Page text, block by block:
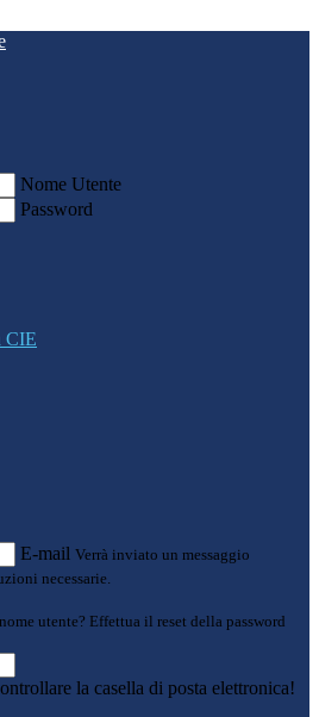
Nome Utente
Password
CIE
E-mail Verrà inviato un messaggio
necessarie.
utente? Effettua il reset della password
la casella di posta elettronica!